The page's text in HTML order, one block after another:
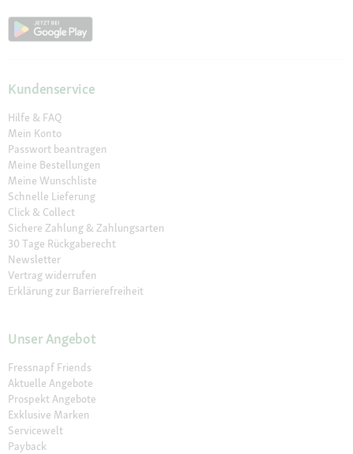
Kundenservice
Hilfe & FAQ
Mein Konto
Passwort beantragen
Meine Bestellungen
Meine Wunschliste
Schnelle Lieferung
Click & Collect
Sichere Zahlung & Zahlungsarten
30 Tage Rückgaberecht
Newsletter
Vertrag widerrufen
Erklärung zur Barrierefreiheit
Unser Angebot
Fressnapf Friends
Aktuelle Angebote
Prospekt Angebote
Exklusive Marken
Servicewelt
Payback